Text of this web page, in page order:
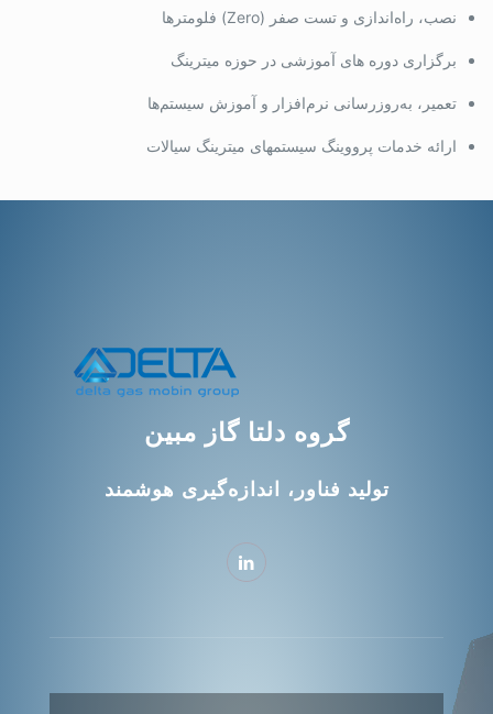
نصب، راه‌اندازی و تست صفر (Zero) فلومترها
برگزاری دوره های آموزشی در حوزه میترینگ
تعمیر، به‌روزرسانی نرم‌افزار و آموزش سیستم‌ها
ارائه خدمات پرووینگ سیستمهای میترینگ سیالات
گروه دلتا گاز مبین
تولید فناور، اندازه‌گیری هوشمند